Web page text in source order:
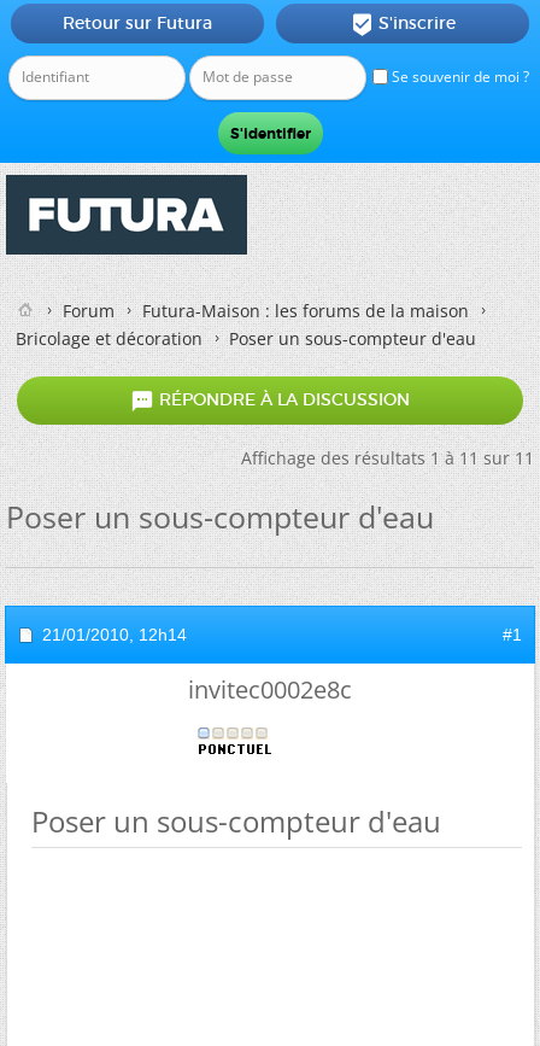
Se souvenir de moi ?
Retour sur Futura  S'inscrire
Forum
Futura-Maison : les forums de la maison
Bricolage et décoration
Poser un sous-compteur d'eau
 RÉPONDRE À LA DISCUSSION
Affichage des résultats 1 à 11 sur 11
Poser un sous-compteur d'eau
21/01/2010, 12h14 #1
invitec0002e8c
Poser un sous-compteur d'eau